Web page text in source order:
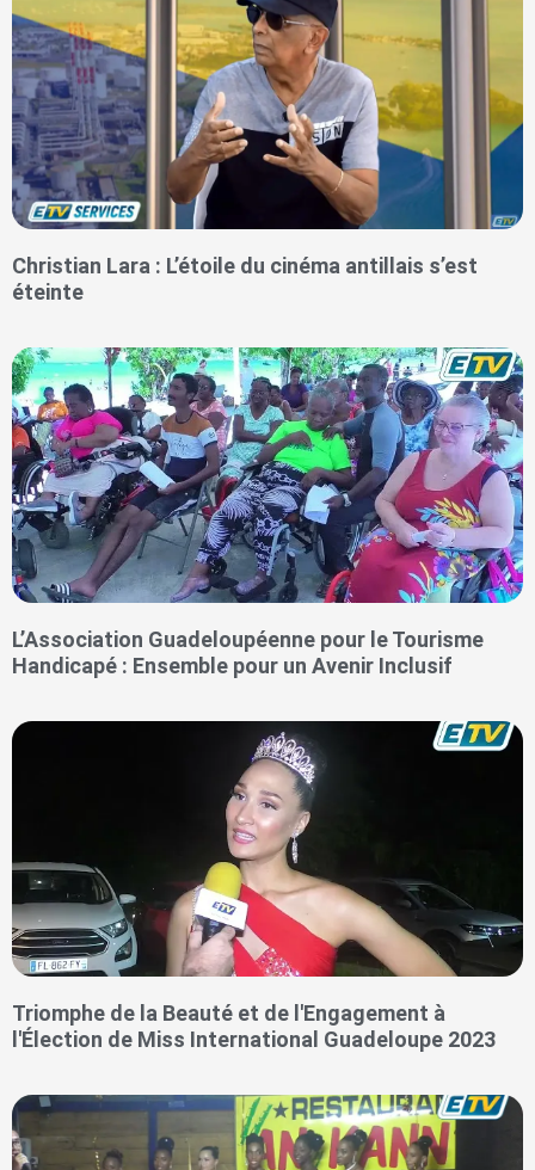
Christian Lara : L’étoile du cinéma antillais s’est
éteinte
L’Association Guadeloupéenne pour le Tourisme
Handicapé : Ensemble pour un Avenir Inclusif
Triomphe de la Beauté et de l'Engagement à
l'Élection de Miss International Guadeloupe 2023